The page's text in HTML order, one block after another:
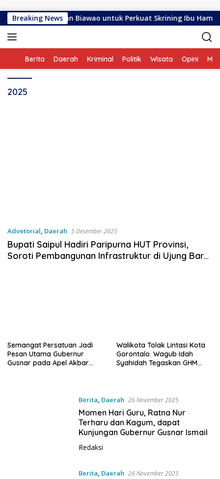
Breaking News
di Kelurahan Biawao untuk Perkuat Skrining Ibu Hamil
Home
Berita Daerah Kriminal Politik Wisata Opini
2025
Advetorial, Daerah 5 Desember 2025
Bupati Saipul Hadiri Paripurna HUT Provinsi,
Soroti Pembangunan Infrastruktur di Ujung Barat
Semangat Persatuan Jadi
Pesan Utama Gubernur
Gusnar pada Apel Akbar
Walikota Tolak Lintasi Kota
Gorontalo. Wagub Idah
Syahidah Tegaskan GHM
Berita Daerah 26 November 2025
Momen Hari Guru, Ratna Nur
Terharu dan Kagum, dapat
Kunjungan Gubernur Gusnar Ismail
Redaksi
Berita Daerah 26 November 2025